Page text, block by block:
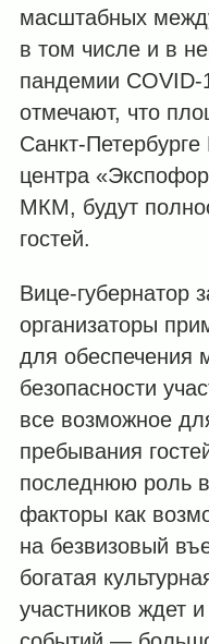
масштабных
в том числе и в
пандемии COVID-
отмечают, что
Санкт-Петербурге
центра
МКМ, будут
гостей.
Вице-губернатор
организаторы
для обеспечения
безопасности
все возможное
пребывания
последнюю роль
факторы как
на безвизовый
богатая
участников ждет